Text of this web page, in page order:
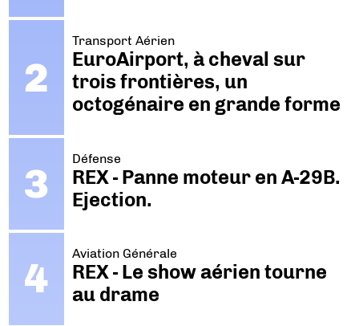
Transport Aérien
EuroAirport, à cheval sur
trois frontières, un
octogénaire en grande forme
Défense
REX - Panne moteur en A-29B.
Ejection.
Aviation Générale
REX - Le show aérien tourne
au drame